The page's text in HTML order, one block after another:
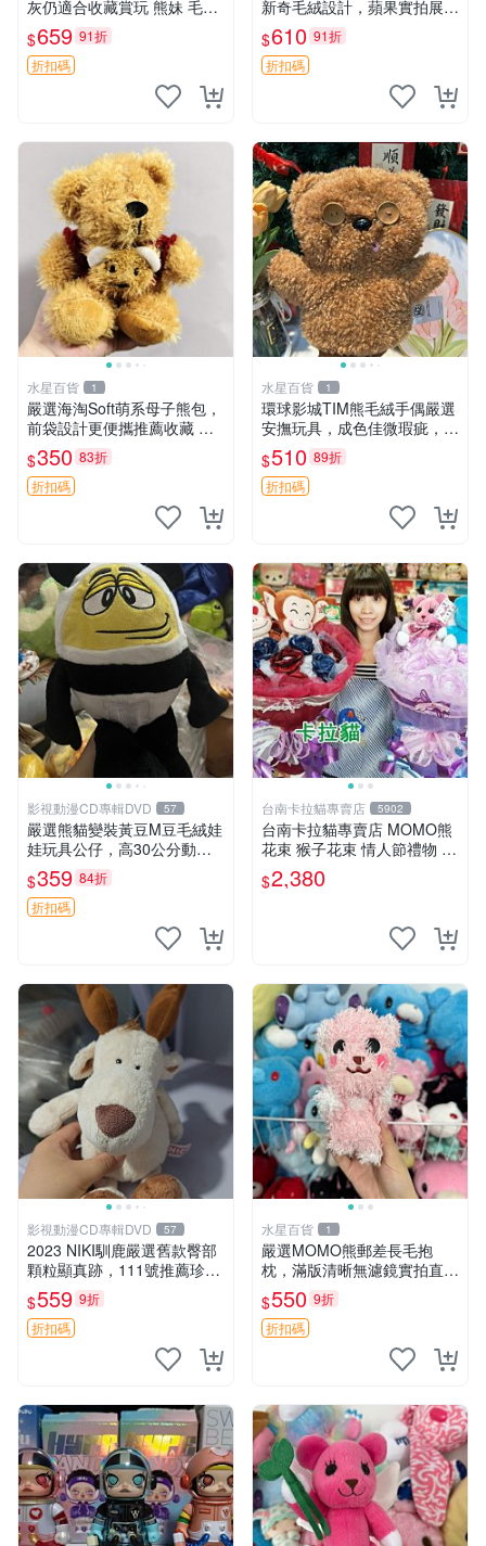
灰仍適合收藏賞玩 熊妹 毛絨
玩具 浮雕熊
$659 91折
折扣碼
新奇毛絨設計，蘋果實拍展
示，成色極佳 晚安香薰 馮娃
娃 毛絨玩偶
$610 91折
折扣碼
水星百貨 1
嚴選海淘Soft萌系母子熊包，
前袋設計更便攜推薦收藏 母
子熊 軟綿綿 包包
$350 83折
折扣碼
水星百貨 1
環球影城TIM熊毛絨手偶嚴選
安撫玩具，成色佳微瑕疵，贈
小禮物超值優惠 TIM熊 毛絨
手偶 安撫 toy 嚴選
$510 89折
折扣碼
影視動漫CD專輯DVD 57
嚴選熊貓變裝黃豆M豆毛絨娃
娃玩具公仔，高30公分動漫
周邊 熊貓 變裝 公仔
$359 84折
折扣碼
台南卡拉貓專賣店 5902
台南卡拉貓專賣店 MOMO熊
花束 猴子花束 情人節禮物 二
選一 可繡字 可今天寄明天到
$2,380
影視動漫CD專輯DVD 57
2023 NIKI馴鹿嚴選舊款臀部
顆粒顯真跡，111號推薦珍藏
品 馴鹿 舊款 尾巴顆粒
$559 9折
折扣碼
水星百貨 1
嚴選MOMO熊郵差長毛抱
枕，滿版清晰無濾鏡實拍直
銷。每周新品到貨，不容錯
過！ 郵差熊 長毛 抱枕
$550 9折
折扣碼